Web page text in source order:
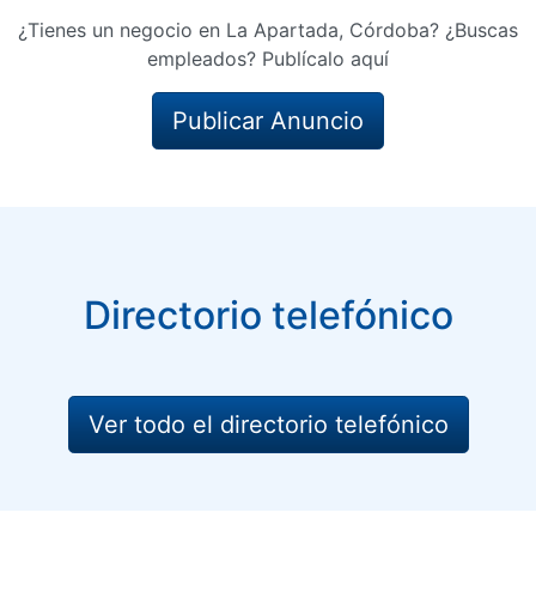
¿Tienes un negocio en La Apartada, Córdoba? ¿Buscas
empleados? Publícalo aquí
Publicar Anuncio
Directorio telefónico
Ver todo el directorio telefónico